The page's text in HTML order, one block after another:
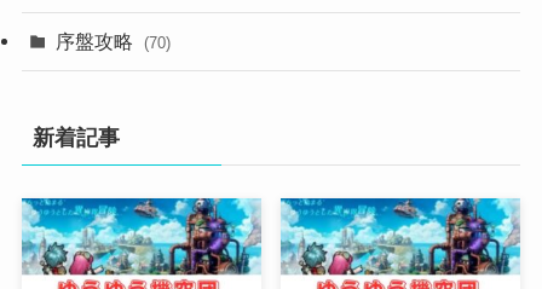
(2)
序盤攻略 (70)
新着記事